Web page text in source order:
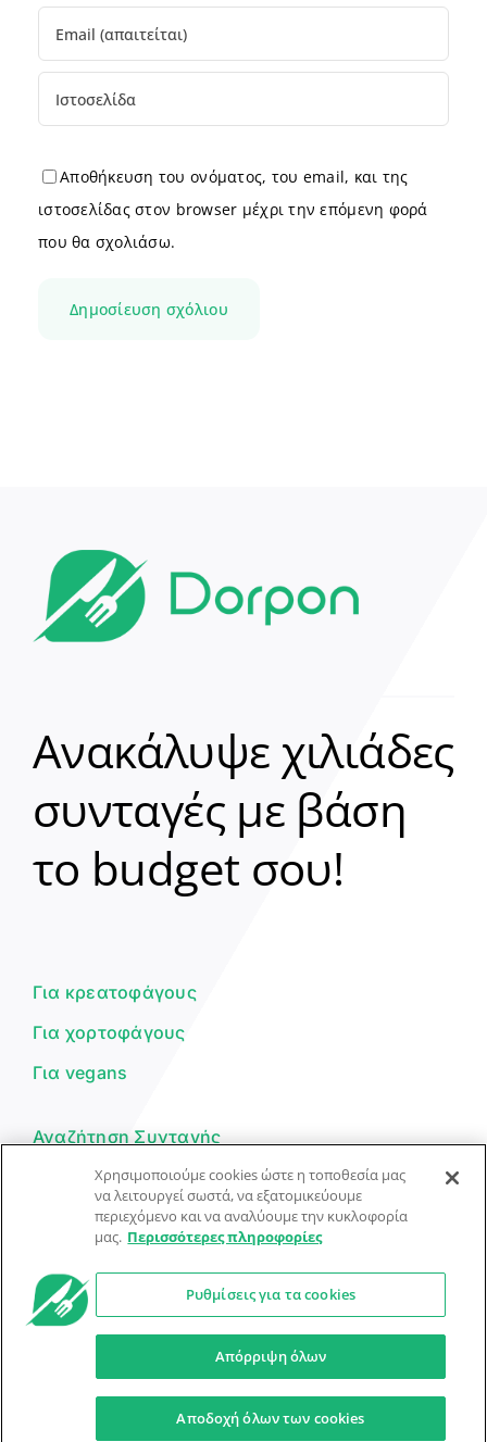
Αποθήκευση του ονόματος, του email, και της
ιστοσελίδας στον browser μέχρι την επόμενη φορά
που θα σχολιάσω.
Ανακάλυψε χιλιάδες
συνταγές με βάση
το budget σου!
Για κρεατοφάγους
Για χορτοφάγους
Για vegans
Αναζήτηση Συνταγής
Υποβολή Συνταγής
Φόρμα Επικοινωνίας
© Dorpon • Μηχανή αναζήτησης για …καλοφαγάδες!
Προστασία Προσωπικών Δεδομένων Όροι Xρήσης
Ο βοηθός μπορεί να κάνει λάθη — ελέγξτε τις συνταγές.
Χρησιμοποιούμε cookies ώστε η τοποθεσία μας
να λειτουργεί σωστά, να εξατομικεύουμε
περιεχόμενο και να αναλύουμε την κυκλοφορία
μας. Περισσότερες πληροφορίες
Ρυθμίσεις για τα cookies
Απόρριψη όλων
Αποδοχή όλων των cookies